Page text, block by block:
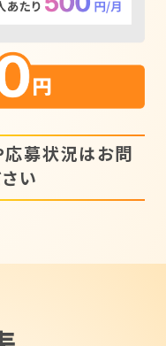
応募状況はお問
い